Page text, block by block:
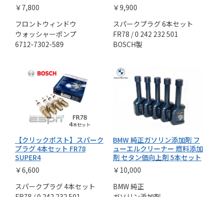
￥7,800
フロントウィンドウ
ウォッシャーポンプ
6712-7302-589
￥9,900
スパークプラグ 6本セット
FR78 / 0 242 232 501
BOSCH製
【クリックポスト】スパーク
プラグ 4本セット FR78
SUPER4
￥6,600
スパークプラグ 4本セット
BMW 純正ガソリン添加剤 フ
ューエルクリーナー 燃料添加
剤 セタン価向上剤 5本セット
￥10,000
BMW 純正